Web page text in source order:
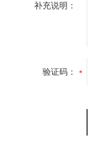
补充说明：
验证码：